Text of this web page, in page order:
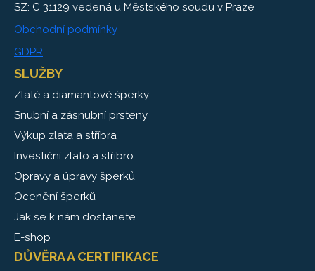
SZ: C 31129 vedená u Městského soudu v Praze
Obchodní podmínky
GDPR
SLUŽBY
Zlaté a diamantové šperky
Snubní a zásnubní prsteny
Výkup zlata a stříbra
Investiční zlato a stříbro
Opravy a úpravy šperků
Ocenění šperků
Jak se k nám dostanete
E-shop
DŮVĚRA A CERTIFIKACE